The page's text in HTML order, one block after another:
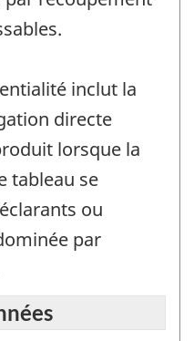
inclut la
directe
lorsque la
tableau se
ou
par